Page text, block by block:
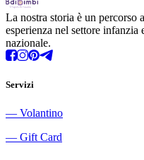
La nostra storia è un percorso
esperienza nel settore
nazionale.
Servizi
― Volantino
― Gift Card